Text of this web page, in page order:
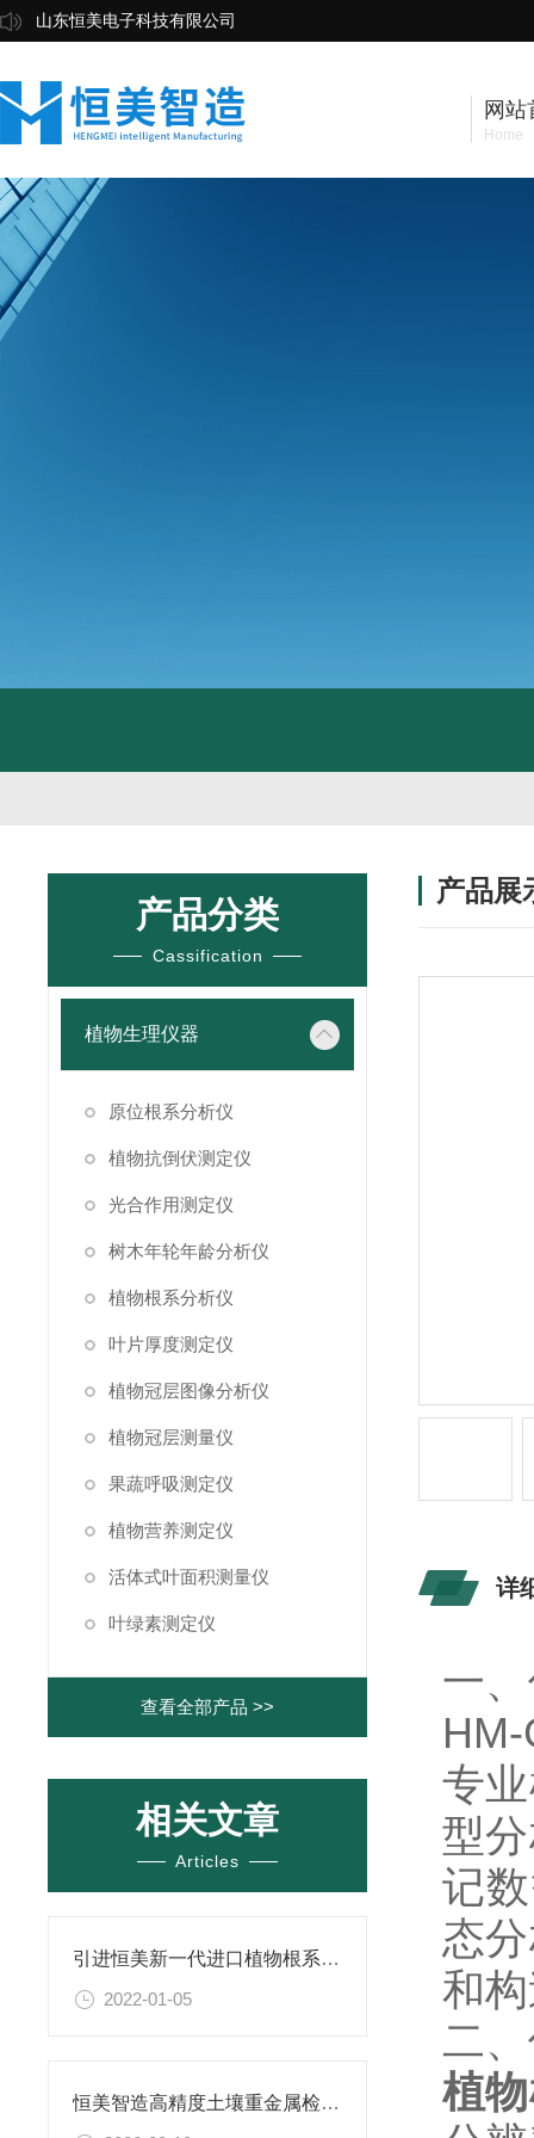
山东恒美电子科技有限公司
网站
Home
产品分类
Cassification
植物生理仪器
原位根系分析仪
植物抗倒伏测定仪
光合作用测定仪
树木年轮年龄分析仪
植物根系分析仪
叶片厚度测定仪
植物冠层图像分析仪
植物冠层测量仪
果蔬呼吸测定仪
植物营养测定仪
活体式叶面积测量仪
叶绿素测定仪
查看全部产品 >>
相关文章
Articles
引进恒美新一代进口植物根系分析仪产品介绍
2022-01-05
恒美智造高精度土壤重金属检测仪选型建议 专业选品核心指南
产品展
详
一
专
型
记
态
和
二
植